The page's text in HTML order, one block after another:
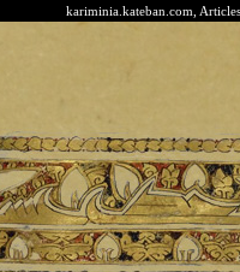
kariminia.kateban.com,